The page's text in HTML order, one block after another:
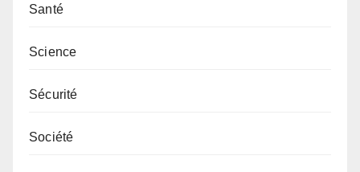
Santé
Science
Sécurité
Société